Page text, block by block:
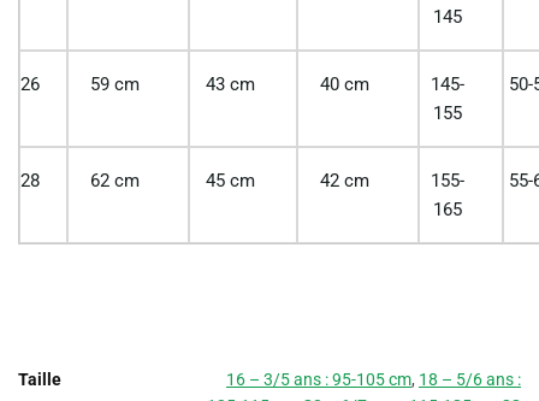
145
26 59 cm 43 cm 40 cm
145-
155
50-
28 62 cm 45 cm 42 cm
155-
165
55-
Taille 16 – 3/5 ans : 95-105 cm, 18 – 5/6 ans :